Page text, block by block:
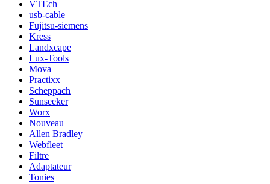
VTEch
usb-cable
Fujitsu-siemens
Kress
Landxcape
Lux-Tools
Mova
Practixx
Scheppach
Sunseeker
Worx
Nouveau
Allen Bradley
Webfleet
Filtre
Adaptateur
Tonies